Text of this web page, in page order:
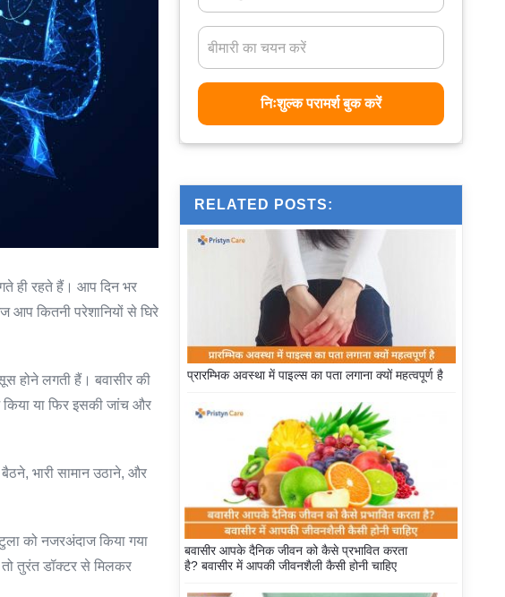
ही रहते हैं। आप दिन भर
कितनी परेशानियों से घिरे
होने लगती हैं। बवासीर की
या फिर इसकी जांच और
भारी सामान उठाने, और
को नजरअंदाज किया गया
तुरंत डॉक्टर से मिलकर
बीमारी का चयन करें
निःशुल्क परामर्श बुक करें
RELATED POSTS:
प्रारम्भिक अवस्था में पाइल्स का पता लगाना क्यों महत्वपूर्ण है
बवासीर आपके दैनिक जीवन को कैसे प्रभावित करता
है? बवासीर में आपकी जीवनशैली कैसी होनी चाहिए